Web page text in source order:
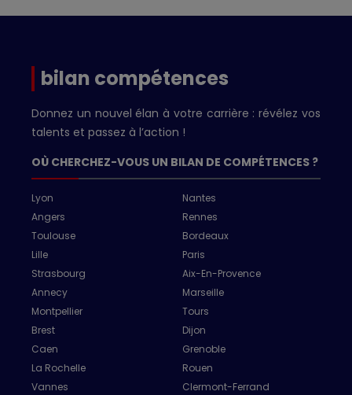
bilan compétences
Donnez un nouvel élan à votre carrière : révélez vos
talents et passez à l’action !
OÙ CHERCHEZ-VOUS UN BILAN DE COMPÉTENCES ?
Lyon
Nantes
Angers
Rennes
Toulouse
Bordeaux
Lille
Paris
Strasbourg
Aix-En-Provence
Annecy
Marseille
Montpellier
Tours
Brest
Dijon
Caen
Grenoble
La Rochelle
Rouen
Vannes
Clermont-Ferrand